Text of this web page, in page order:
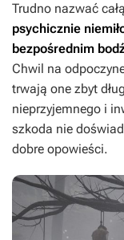
Trudno nazwać
psychicznie
bezpośrednim
Chwil na
trwają one zbyt
nieprzyjemnego i
szkoda nie
dobre opowieści.